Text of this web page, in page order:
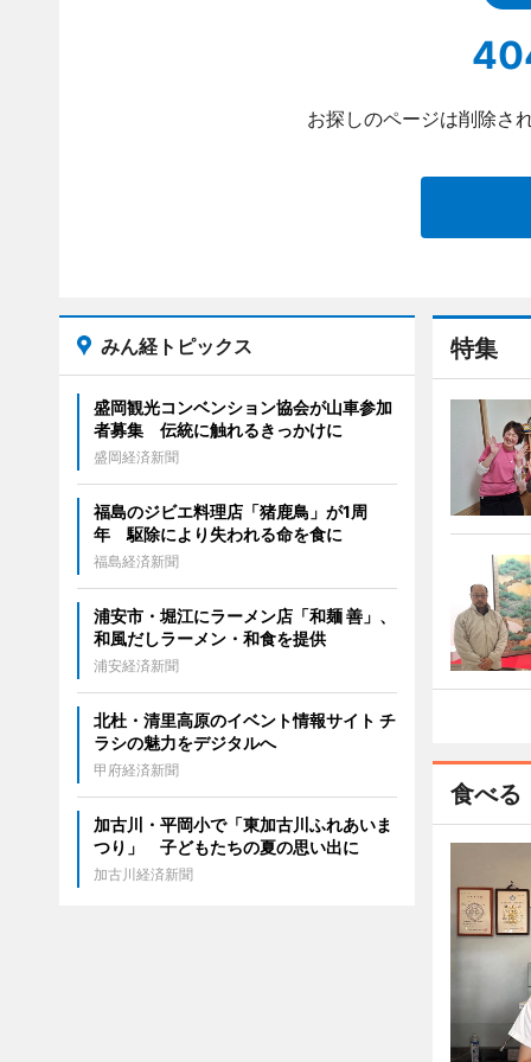
お探しのページは削除さ
特集
食べる
みん経トピックス
盛岡観光コンベンション協会が山車参加
者募集 伝統に触れるきっかけに
盛岡経済新聞
福島のジビエ料理店「猪鹿鳥」が1周
年 駆除により失われる命を食に
福島経済新聞
浦安市・堀江にラーメン店「和麺 善」、
和風だしラーメン・和食を提供
浦安経済新聞
北杜・清里高原のイベント情報サイト チ
ラシの魅力をデジタルへ
甲府経済新聞
加古川・平岡小で「東加古川ふれあいま
つり」 子どもたちの夏の思い出に
加古川経済新聞